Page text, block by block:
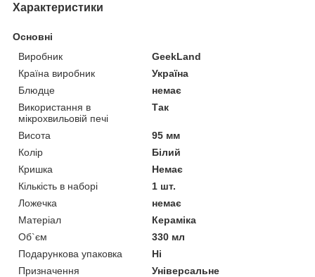
Характеристики
Основні
Виробник
GeekLand
Країна виробник
Україна
Блюдце
немає
Використання в
мікрохвильовій печі
Так
Висота
95 мм
Колір
Білий
Кришка
Немає
Кількість в наборі
1 шт.
Ложечка
немає
Матеріал
Кераміка
Об`єм
330 мл
Подарункова упаковка
Ні
Призначення
Універсальне